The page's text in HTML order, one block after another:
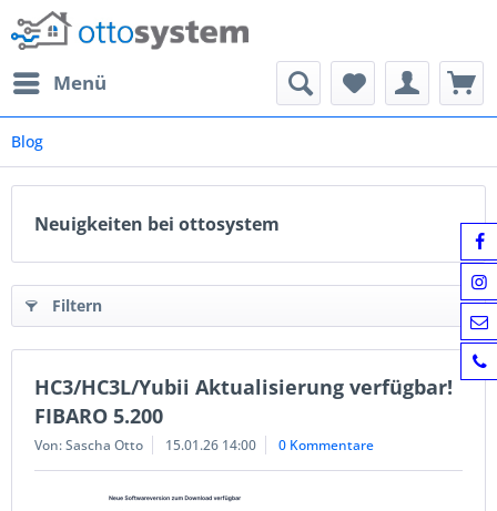
Menü
Blog
Neuigkeiten bei ottosystem
Filtern
HC3/HC3L/Yubii Aktualisierung verfügbar!
FIBARO 5.200
Von: Sascha Otto 15.01.26 14:00 0 Kommentare